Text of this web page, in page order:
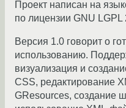
Проект написан на
по лицензии GNU LGPL
Версия 1.0 говорит о
использованию.
визуализация и
CSS, редактирование
GResources, создание